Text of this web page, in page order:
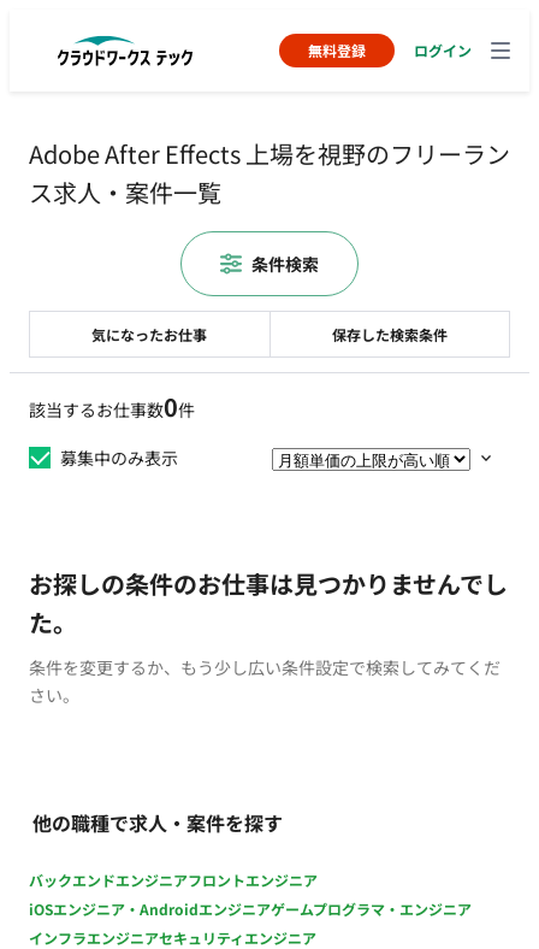
無料登録 ログイン
Adobe After Effects 上場を視野のフリーラン
ス求人・案件一覧
該当するお仕事数0件
募集中のみ表示
お探しの条件のお仕事は見つかりませんでし
た。
条件を変更するか、もう少し広い条件設定で検索してみてくだ
さい。
他の職種で求人・案件を探す
バックエンドエンジニアフロントエンジニア
iOSエンジニア・Androidエンジニアゲームプログラマ・エンジニア
インフラエンジニアセキュリティエンジニア
気になったお仕事 保存した検索条件
条件検索